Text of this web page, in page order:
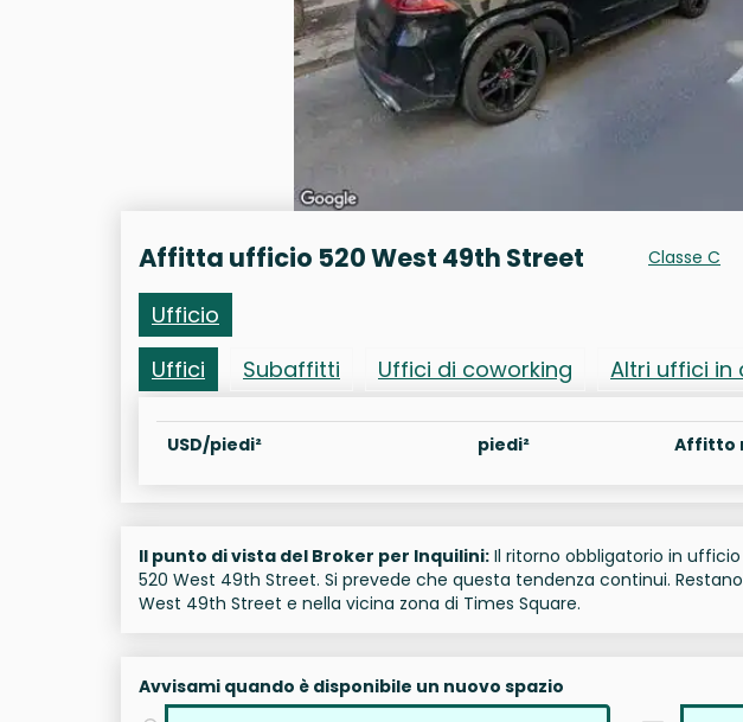
Affitta ufficio 520 West 49th Street Classe C
Ufficio
Uffici
Subaffitti Uffici di coworking Altri uffici in
USD/piedi² piedi² Affitto
Il punto di vista del Broker per Inquilini: Il ritorno obbligatorio in
520 West 49th Street. Si prevede che questa tendenza continui.
West 49th Street e nella vicina zona di Times Square.
Avvisami quando è disponibile un nuovo spazio